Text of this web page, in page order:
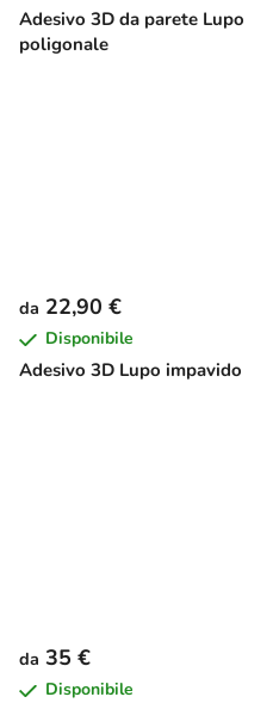
Adesivo 3D da parete Lupo
poligonale
Adesivo 3D Lupo impavido
da 22,90 €
Disponibile
da 35 €
Disponibile